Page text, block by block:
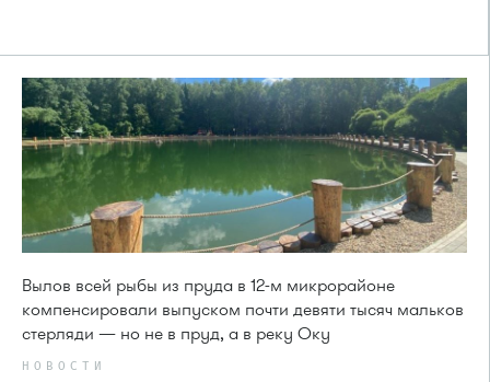
Вылов всей рыбы из пруда в 12-м микрорайоне
компенсировали выпуском почти девяти тысяч мальков
стерляди — но не в пруд, а в реку Оку
НОВОСТИ